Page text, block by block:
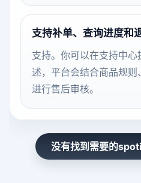
支持补单、查询进度和
支持。你可以在支持中
述，平台会结合商品规
进行售后审核。
没有找到需要的